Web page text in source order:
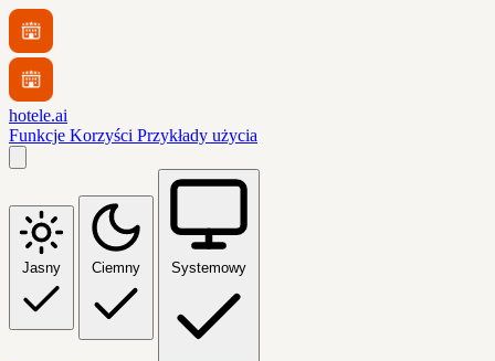
hotele.ai
Funkcje Korzyści Przykłady użycia
Jasny Ciemny Systemowy